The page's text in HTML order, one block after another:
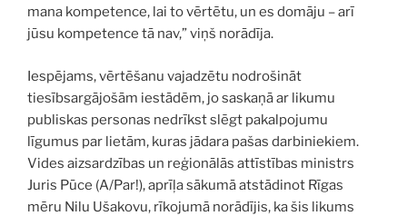
mana kompetence, lai to vērtētu, un es domāju – arī
jūsu kompetence tā nav,” viņš norādīja.
Iespējams, vērtēšanu vajadzētu nodrošināt
tiesībsargājošām iestādēm, jo saskaņā ar likumu
publiskas personas nedrīkst slēgt pakalpojumu
līgumus par lietām, kuras jādara pašas darbiniekiem.
Vides aizsardzības un reģionālās attīstības ministrs
Juris Pūce (A/Par!), aprīļa sākumā atstādinot Rīgas
mēru Nilu Ušakovu, rīkojumā norādījis, ka šis likums